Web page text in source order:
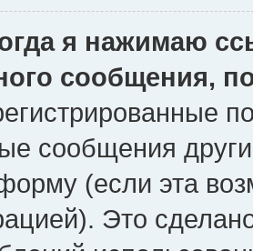
я нажимаю
сообщения,
сообщения
(если эта
Это